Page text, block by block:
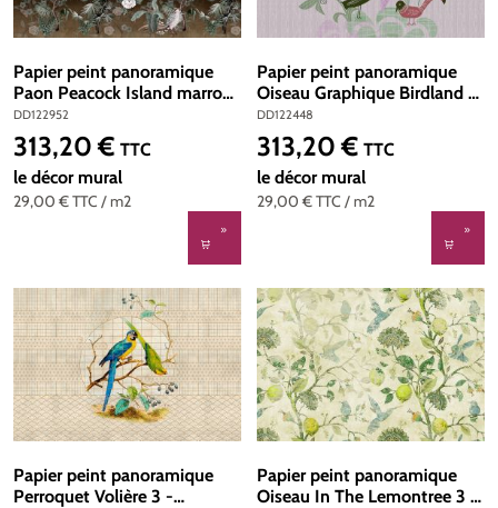
Papier peint panoramique
Paon Peacock Island marron
- Référence DD122952 -
Intissé 200g/m2 - 400 x
270 cm
DD122952
29,00 €TTC / m2
Prix régulier :
313,20 € TTC
le décor mural
Papier peint panoramique
Oiseau Graphique Birdland 2
- Référence DD122448 -
Intissé 200g/m2 - 400 x
270 cm
DD122448
29,00 €TTC / m2
Prix régulier :
313,20 € TTC
le décor mural
Papier peint panoramique
Perroquet Volière 3 -
Papier peint panoramique
Oiseau In The Lemontree 3 -